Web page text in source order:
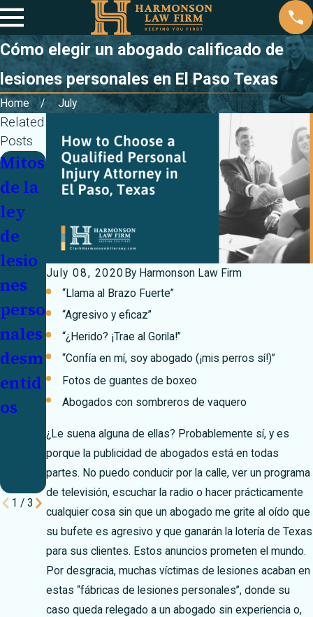
Cómo elegir un abogado calificado de
lesiones personales en El Paso Texas
Home July
July 08, 2020 By Harmonson Law Firm
“Llama al Brazo Fuerte”
“Agresivo y eficaz”
“¿Herido? ¡Trae al Gorila!”
“Confía en mí, soy abogado (¡mis perros sí!)”
Fotos de guantes de boxeo
Abogados con sombreros de vaquero
¿Le suena alguna de ellas? Probablemente sí, y es
porque la publicidad de abogados está en todas
partes. No puedo conducir por la calle, ver un programa
de televisión, escuchar la radio o hacer prácticamente
cualquier cosa sin que un abogado me grite al oído que
su bufete es agresivo y que ganarán la lotería de Texas
para sus clientes. Estos anuncios prometen el mundo.
Por desgracia, muchas víctimas de lesiones acaban en
estas “fábricas de lesiones personales”, donde su
caso queda relegado a un abogado sin experiencia o,
Related
Posts
Mitos
de la
ley
de
lesio
nes
perso
nales
desm
entid
os
Nave
gue
las
carre
teras
inver
nales
con
la
confi
anza
de El
Paso
Mes
de
biliza
ción
sobre
la
cond
ucció
n
entre
adole
scent
es
1 / 3